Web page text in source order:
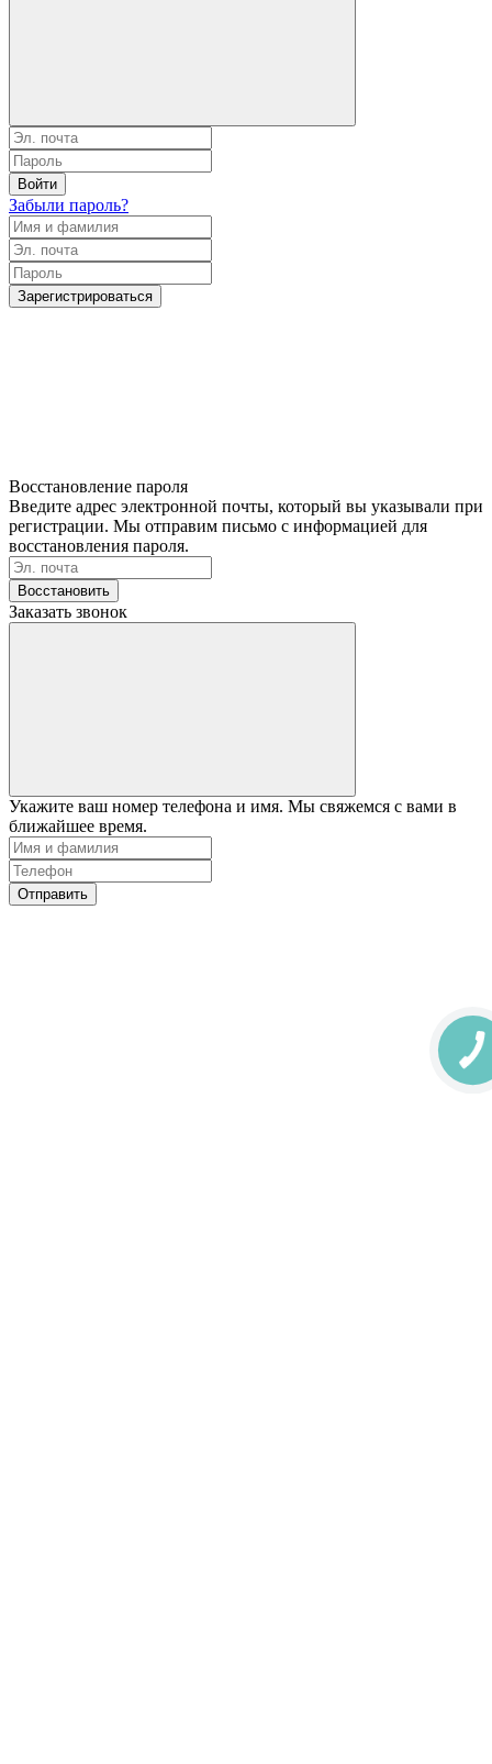
Войти
Забыли пароль?
Зарегистрироваться
Восстановление пароля
Введите адрес электронной почты, который вы указывали при
регистрации. Мы отправим письмо с информацией для
восстановления пароля.
Восстановить
Заказать звонок
Укажите ваш номер телефона и имя. Мы свяжемся с вами в
ближайшее время.
Отправить